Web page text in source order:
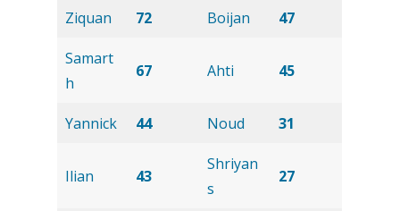
Ziquan 72 Boijan 47
Samart
h
67 Ahti 45
Yannick 44 Noud 31
Ilian 43
Shriyan
s
27